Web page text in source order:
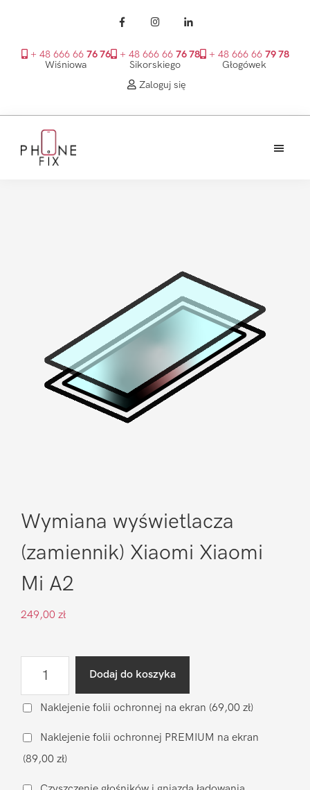
+ 48 666 66 76 76
Wiśniowa
+ 48 666 66 76 78
Sikorskiego
+ 48 666 66 79 78
Głogówek
Zaloguj się
głównego
Wymiana wyświetlacza
(zamiennik) Xiaomi Xiaomi
Mi A2
249,00 zł
wyświetlacza
Xiaomi
Xiaomi
Mi
Dodaj do koszyka
Naklejenie folii ochronnej na ekran (69,00 zł)
Naklejenie folii ochronnej PREMIUM na ekran
(89,00 zł)